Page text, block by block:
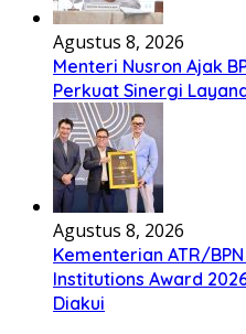
Agustus 8, 2026
Menteri Nusron Ajak
Perkuat Sinergi
Agustus 8, 2026
Kementerian ATR/
Institutions Award
Diakui